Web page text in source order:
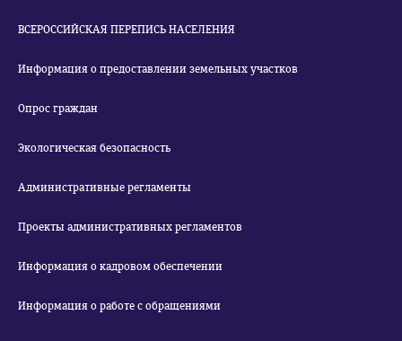
ВСЕРОССИЙСКАЯ ПЕРЕПИСЬ НАСЕЛЕНИЯ
Информация о предоставлении земельных участков
Опрос граждан
Экологическая безопасность
Административные регламенты
Проекты административных регламентов
Информация о кадровом обеспечении
Информация о работе с обращениями